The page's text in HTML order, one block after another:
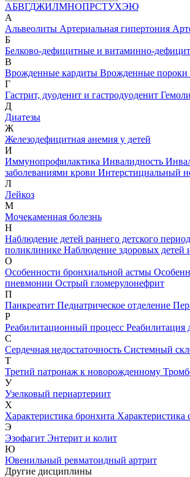
АБВГДЖИЛМНОПРСТУХЭЮ
А
Альвеолиты Артериальная гипертония
Б
Белково-дефицитные и витаминно-
В
Врожденные кардиты Врожденные пороки
Г
Гастрит, дуоденит и гастродуоденит
Д
Диатезы
Ж
Железодефицитная анемия у детей
И
Иммунопрофилактика Инвалидность
заболеваниями крови Интерстициальный
Л
Лейкоз
М
Мочекаменная болезнь
Н
Наблюдение детей раннего детского
поликлинике Наблюдение здоровых детей
О
Особенности бронхиальной астмы
пневмонии Острый гломерулонефрит
П
Панкреатит Педиатрическое отделение
Р
Реабилитационный процесс Реабилитация
С
Сердечная недостаточность Системный
Т
Третий патронаж к новорожденному
У
Узелковый периартериит
Х
Характеристика бронхита Характеристика
Э
Эзофагит Энтерит и колит
Ю
Ювенильный ревматоидный артрит
Другие дисциплины